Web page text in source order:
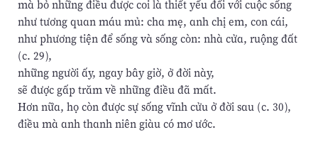
mà bỏ những điều được coi là thiết yếu đối với cuộc sống
như tương quan máu mủ: cha mẹ, anh chị em, con cái,
như phương tiện để sống và sống còn: nhà cửa, ruộng đất
(c. 29),
những người ấy, ngay bây giờ, ở đời này,
sẽ được gấp trăm về những điều đã mất.
Hơn nữa, họ còn được sự sống vĩnh cửu ở đời sau (c. 30),
điều mà anh thanh niên giàu có mơ ước.